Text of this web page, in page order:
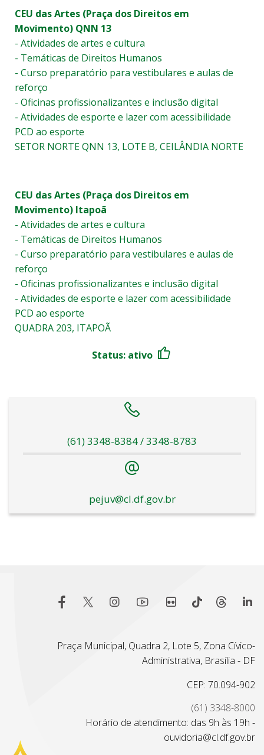
CEU das Artes (Praça dos Direitos em
Movimento) QNN 13
- Atividades de artes e cultura
- Temáticas de Direitos Humanos
- Curso preparatório para vestibulares e aulas de
reforço
- Oficinas profissionalizantes e inclusão digital
- Atividades de esporte e lazer com acessibilidade
PCD ao esporte
SETOR NORTE QNN 13, LOTE B, CEILÂNDIA NORTE
CEU das Artes (Praça dos Direitos em
Movimento) Itapoã
- Atividades de artes e cultura
- Temáticas de Direitos Humanos
- Curso preparatório para vestibulares e aulas de
reforço
- Oficinas profissionalizantes e inclusão digital
- Atividades de esporte e lazer com acessibilidade
PCD ao esporte
QUADRA 203, ITAPOÃ
Status: ativo
(61) 3348-8384 / 3348-8783
pejuv@cl.df.gov.br
Praça Municipal, Quadra 2, Lote 5, Zona Cívico-
Administrativa, Brasília - DF
CEP: 70.094-902
(61) 3348-8000
Horário de atendimento: das 9h às 19h -
ouvidoria@cl.df.gov.br